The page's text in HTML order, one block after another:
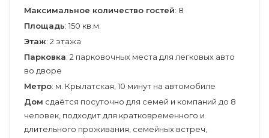
Максимальное количество гостей: 8
Площадь: 150 кв.м.
Этаж: 2 этажа
Парковка: 2 парковочных места для легковых авто
во дворе
Метро: м. Крылатская, 10 минут на автомобиле
Дом сдаётся посуточно для семей и компаний до 8
человек, подходит для кратковременного и
длительного проживания, семейных встреч,